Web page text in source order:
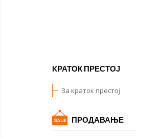
KРАТОК ПРЕСТОЈ
За краток престој
ПРОДАВАЊЕ